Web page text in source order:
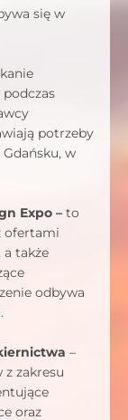
się w
podczas
potrzeby
w
Expo – to
ofertami
a także
odbywa
–
zakresu
oraz